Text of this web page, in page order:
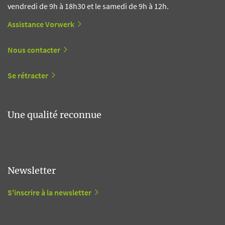
vendredi de 9h à 18h30 et le samedi de 9h à 12h.
Assistance Vorwerk
Nous contacter
Se rétracter
Une qualité reconnue
Newsletter
S'inscrire à la newsletter